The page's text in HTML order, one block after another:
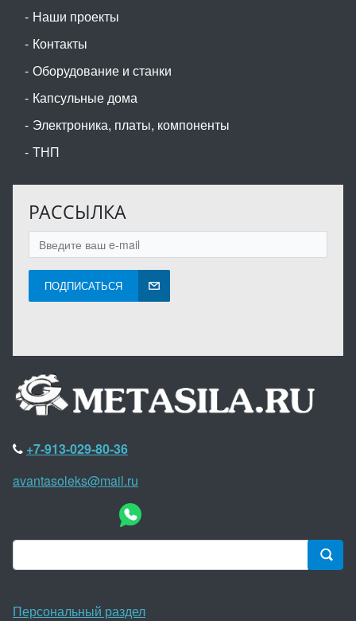
Наши проекты
Контакты
Оборудование и станки
Капсульные дома
Электроника, платы, компоненты
ТНП
РАССЫЛКА
ПОДПИСАТЬСЯ
+7-913-029-80-36
avantasoleks@mail.ru
Персональный раздел